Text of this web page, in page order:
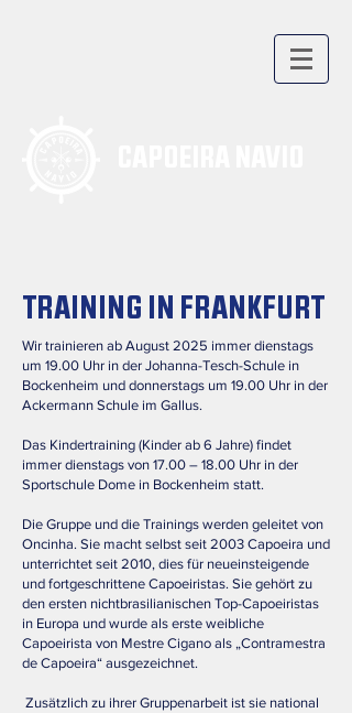
TRAINING IN FRANKFURT
Wir trainieren ab August 2025 immer dienstags
um 19.00 Uhr in der Johanna-Tesch-Schule in
Bockenheim und donnerstags um 19.00 Uhr in der
Ackermann Schule im Gallus.
Das Kindertraining (Kinder ab 6 Jahre) findet
immer dienstags von 17.00 – 18.00 Uhr in der
Sportschule Dome in Bockenheim statt.
​Die Gruppe und die Trainings werden geleitet von
Oncinha. Sie macht selbst seit 2003 Capoeira und
unterrichtet seit 2010, dies für neueinsteigende
und fortgeschrittene Capoeiristas. Sie gehört zu
den ersten nichtbrasilianischen Top-Capoeiristas
in Europa und wurde als erste weibliche
Capoeirista von Mestre Cigano als „Contramestra
de Capoeira“ ausgezeichnet.
Zusätzlich zu ihrer Gruppenarbeit ist sie national